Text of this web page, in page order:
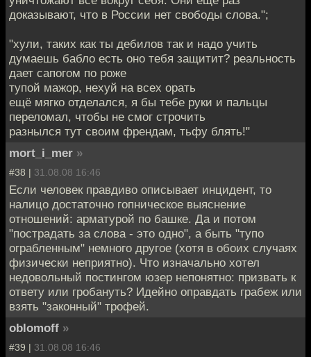
доказывают, что в России нет свободы слова.";
"хули, таких как ты дебилов так и надо учить
думаешь бабло есть оно тебя защитит? реальность
дает сапогом по роже
тупой мажор, нехуй на всех орать
ещё мягко отделался, я бы тебе руки и пальцы
переломал, чтобы не смог строчить
разнылся тут своим френдам, тьфу блять!"
mort_i_mer »
#38 | 31.08.08 16:46
Если человек правдиво описывает инцидент, то
налицо достаточно гопническое выяснение
отношений: арматурой по башке. Да и потом
"пострадать за слова - это одно", а быть "тупо
ограбленным" немного другое (хотя в обоих случаях
физически неприятно). Что изначально хотел
недовольный постингом юзер непонятно: призвать к
ответу или гробануть? Идейно оправдать грабеж или
взять "законный" трофей.
oblomoff »
#39 | 31.08.08 16:46